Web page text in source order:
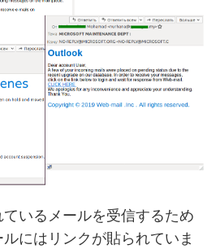
いるメールを受信するため
にはリンクが貼られていま